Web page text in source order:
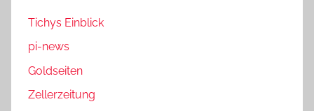
Tichys Einblick
pi-news
Goldseiten
Zellerzeitung